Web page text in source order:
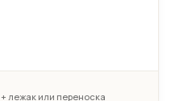
+ лежак или переноска